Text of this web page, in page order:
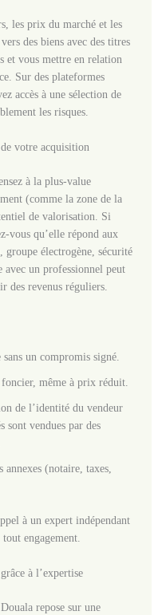
les prix du marché et les
des biens avec des titres
et vous mettre en relation
Sur des plateformes
accès à une sélection de
les risques.
votre acquisition
à la plus-value
(comme la zone de la
de valorisation. Si
vous qu’elle répond aux
électrogène, sécurité
un professionnel peut
des revenus réguliers.
un compromis signé.
même à prix réduit.
de l’identité du vendeur
sont vendues par des
annexes (notaire, taxes,
à un expert indépendant
engagement.
à l’expertise
repose sur une